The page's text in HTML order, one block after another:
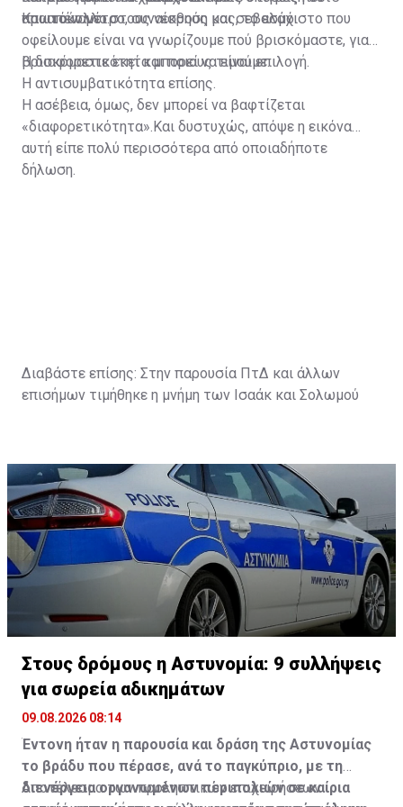
πρωτόκολλο.
απαιτούν μέτρο, συναίσθηση και σεβασμό.
Και απέναντι στους νεκρούς μας, το ελάχιστο που
οφείλουμε είναι να γνωρίζουμε πού βρισκόμαστε, γιατί
βρισκόμαστε εκεί και ποιους τιμούμε.
Η διαφορετικότητα μπορεί να είναι επιλογή.
Η αντισυμβατικότητα επίσης.
Η ασέβεια, όμως, δεν μπορεί να βαφτίζεται
«διαφορετικότητα».Και δυστυχώς, απόψε η εικόνα
αυτή είπε πολύ περισσότερα από οποιαδήποτε
δήλωση.
Διαβάστε επίσης: Στην παρουσία ΠτΔ και άλλων
επισήμων τιμήθηκε η μνήμη των Ισαάκ και Σολωμού
Στους δρόμους η Αστυνομία: 9 συλλήψεις
για σωρεία αδικημάτων
09.08.2026 08:14
Έντονη ήταν η παρουσία και δράση της Αστυνομίας
το βράδυ που πέρασε, ανά το παγκύπριο, με τη
διενέργεια οργανωμένων περιπολιών σε καίρια
Αποτέλεσμα των προληπτικών επιχειρήσεων